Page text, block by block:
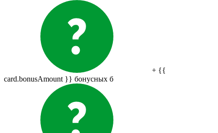
+ {{
card.bonusAmount }} бонусных б